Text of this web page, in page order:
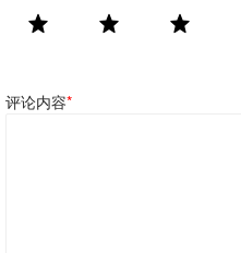
评论内容*